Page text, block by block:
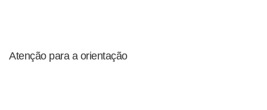
Atenção para a orientação